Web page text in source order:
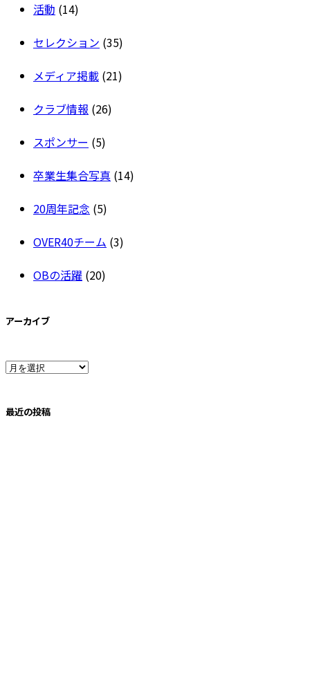
活動 (14)
セレクション (35)
メディア掲載 (21)
クラブ情報 (26)
スポンサー (5)
卒業生集合写真 (14)
20周年記念 (5)
OVER40チーム (3)
OBの活躍 (20)
アーカイブ
ア
最近の投稿